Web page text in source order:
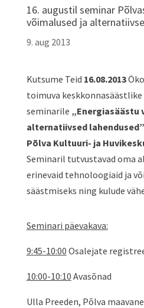
16. augustil seminar
võimalused ja
9. aug 2013
Kutsume Teid 16.08.2013
toimuva
seminarile „Energiasäästu
alternatiivsed lahendused”
Põlva Kultuuri- ja
Seminaril tutvustavad oma
erinevaid tehnoloogiaid ja
säästmiseks ning kulude
Seminari päevakava:
9:45-10:00 Osalejate
10:00-10:10 Avasõnad
Ulla Preeden, Põlva